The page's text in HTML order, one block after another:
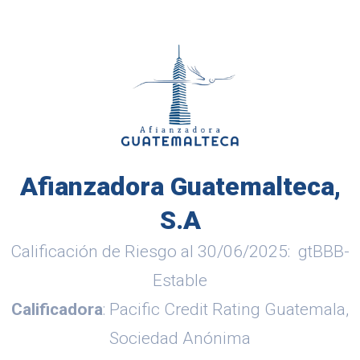
Afianzadora Guatemalteca,
S.A
Calificación de Riesgo al 30/06/2025: gtBBB-
Estable
Calificadora: Pacific Credit Rating Guatemala,
Sociedad Anónima